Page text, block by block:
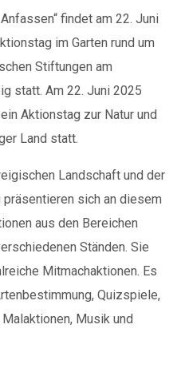
findet am 22. Juni
im Garten rund um
Stiftungen am
statt. Am 22. Juni 2025
Aktionstag zur Natur und
Land statt.
Landschaft und der
sich an diesem
aus den Bereichen
Ständen. Sie
Mitmachaktionen. Es
Quizspiele,
Musik und